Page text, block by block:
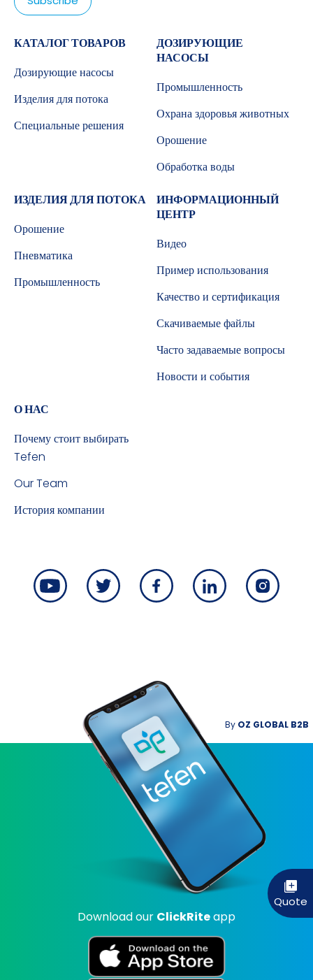
КАТАЛОГ ТОВАРОВ
Дозирующие насосы
Изделия для потока
Специальные решения
ДОЗИРУЮЩИЕ
НАСОСЫ
Промышленность
Охрана здоровья животных
Орошение
Обработка воды
ИЗДЕЛИЯ ДЛЯ ПОТОКА
Орошение
Пневматика
Промышленность
ИНФОРМАЦИОННЫЙ
ЦЕНТР
Видео
Пример использования
Качество и сертификация
Скачиваемые файлы
Часто задаваемые вопросы
Новости и события
О НАС
Почему стоит выбирать
Tefen
Our Team
История компании
By OZ GLOBAL B2B
Download our ClickRiteapp